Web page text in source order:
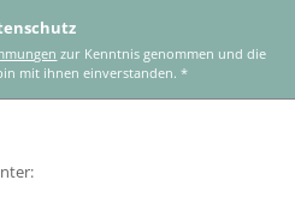
mit ihnen einverstanden.*